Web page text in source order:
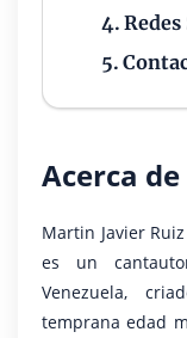
Redes
Acerca
Martin Javier
es un
Venezuela,
temprana edad